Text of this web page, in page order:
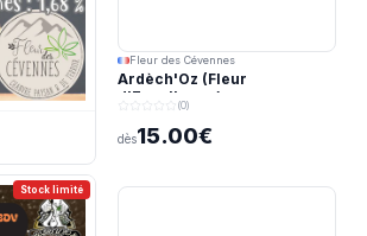
Fleur des Cévennes
Ardèch'Oz (Fleur
d'Excellence)
(0)
dès15.00€
Stock limité